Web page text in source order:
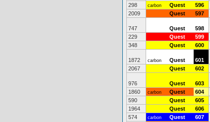
298
carbon Quest 596
2009
Quest 597
747 Quest 598
229
Quest 599
348
Quest 600
1872 carbon Quest 601
2067
Quest 602
976 Quest 603
1860
carbon Quest 604
590
Quest 605
1964
Quest 606
574
carbon Quest 607